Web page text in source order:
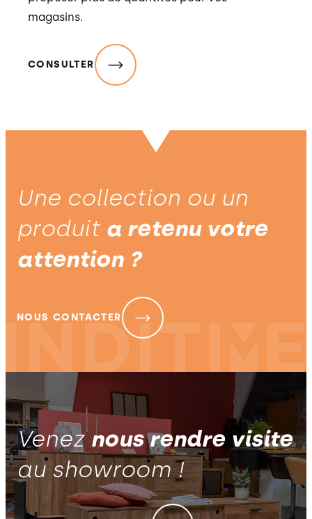
magasins.
CONSULTER
Une collection ou un
produit a retenu votre
attention ?
NOUS CONTACTER
Veneznous rendre visite
au showroom !